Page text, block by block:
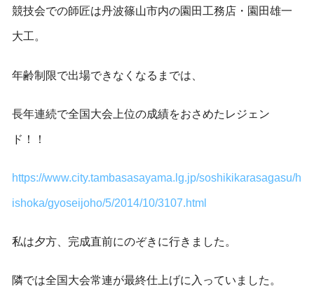
競技会での師匠は丹波篠山市内の園田工務店・園田雄一
大工。
年齢制限で出場できなくなるまでは、
長年連続で全国大会上位の成績をおさめたレジェン
ド！！
https://www.city.tambasasayama.lg.jp/soshikikarasagasu/h
ishoka/gyoseijoho/5/2014/10/3107.html
私は夕方、完成直前にのぞきに行きました。
隣では全国大会常連が最終仕上げに入っていました。